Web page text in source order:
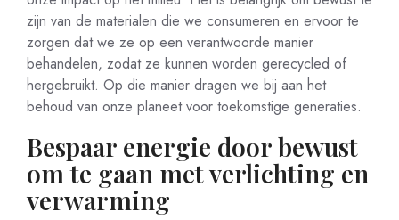
zijn van de materialen die we consumeren en ervoor te
zorgen dat we ze op een verantwoorde manier
behandelen, zodat ze kunnen worden gerecycled of
hergebruikt. Op die manier dragen we bij aan het
behoud van onze planeet voor toekomstige generaties.
Bespaar energie door bewust
om te gaan met verlichting en
verwarming